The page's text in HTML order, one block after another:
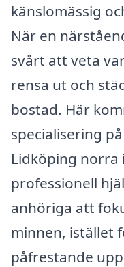
känslomässig
När en
svårt att veta
rensa ut och
bostad. Här
specialisering
Lidköping norra
professionell
anhöriga att
minnen, istället
påfrestande